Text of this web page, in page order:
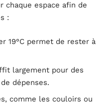
chaque espace afin de
:
19°C permet de rester à
largement pour des
dépenses.
comme les couloirs ou